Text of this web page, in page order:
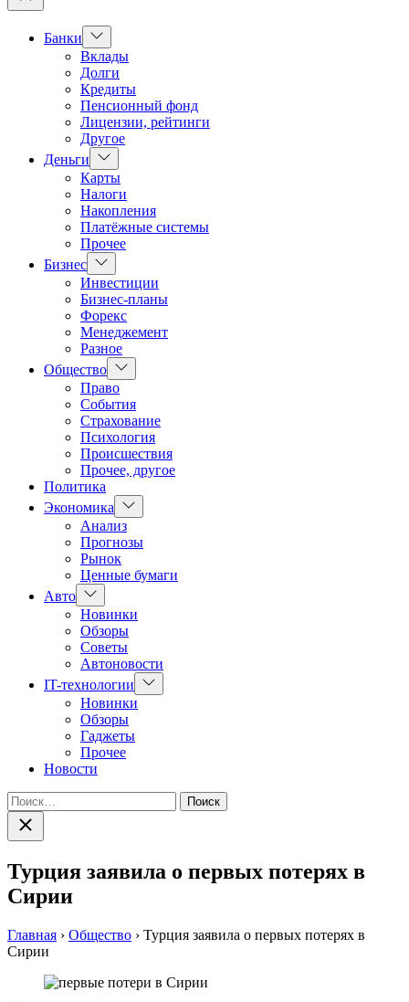
Банки
Показать
подменю
Вклады
Долги
Кредиты
Пенсионный фонд
Лицензии, рейтинги
Другое
Деньги
Показать
подменю
Карты
Налоги
Накопления
Платёжные системы
Прочее
Бизнес Показать
подменю
Инвестиции
Бизнес-планы
Форекс
Менеджемент
Разное
Общество Показать
подменю
Право
События
Страхование
Психология
Происшествия
Прочее, другое
Политика
Экономика
Показать
подменю
Анализ
Прогнозы
Рынок
Ценные бумаги
Авто Показать
подменю
Новинки
Обзоры
Советы
Автоновости
IT-технологии
Показать
подменю
Новинки
Обзоры
Гаджеты
Прочее
Новости
Найти:
Закрыть
поиск
Турция заявила о первых потерях в
Сирии
Главная › Общество › Турция заявила о первых потерях в
Сирии